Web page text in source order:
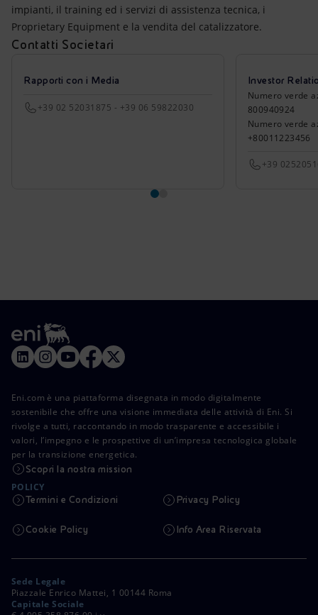
impianti, il training ed i servizi di assistenza tecnica, i
Proprietary Equipment e la vendita del catalizzatore.
Contatti Societari
Rapporti con i Media
+39 02 52031875 - +39 06 59822030
Investor
Numero verde
800940924
Numero verde
+80011223456
+39
Eni.com è una piattaforma disegnata in modo digitalmente
sostenibile che offre una visione immediata delle attività di Eni. Si
rivolge a tutti, raccontando in modo trasparente e accessibile i
valori, l’impegno e le prospettive di un’impresa tecnologica globale
per la transizione energetica.
Scopri la nostra mission
POLICY
Termini e Condizioni Privacy Policy
Cookie Policy Info Area Riservata
Sede Legale
Piazzale Enrico Mattei, 1 00144 Roma
Capitale Sociale